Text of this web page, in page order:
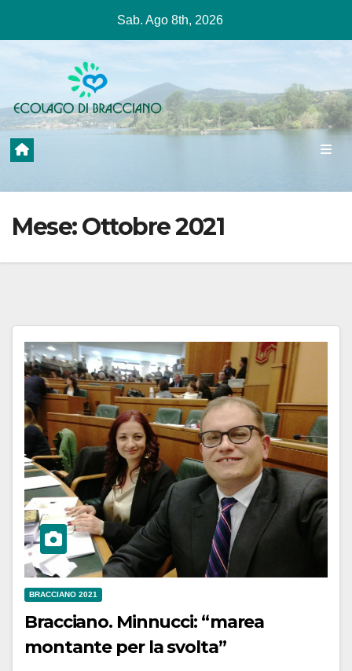
contenuto
Sab. Ago 8th, 2026
Mese:Ottobre 2021
BRACCIANO 2021
Bracciano. Minnucci: “marea
montante per la svolta”